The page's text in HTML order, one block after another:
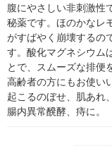
腹にやさしい非刺激性
秘薬です。ほのかなレ
がすばやく崩壊するの
す。酸化マグネシウム
とで、スムーズな排便
高齢者の方にもお使い
起こるのぼせ、肌あれ
腸内異常醗酵、痔に。